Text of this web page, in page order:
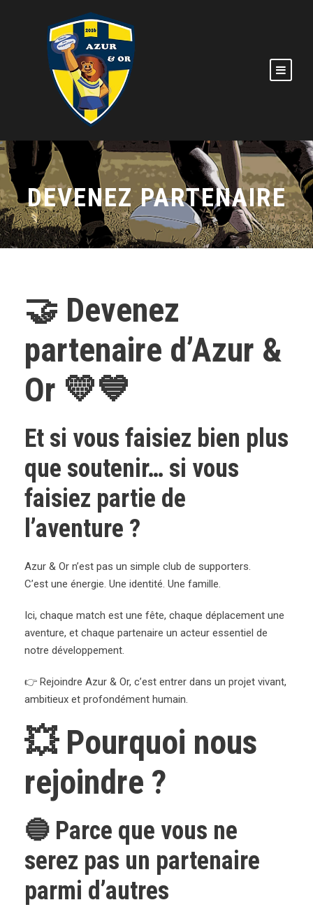
DEVENEZ PARTENAIRE
🤝 Devenez
partenaire d’Azur &
Or 💛💙
Et si vous faisiez bien plus
que soutenir… si vous
faisiez partie de
l’aventure ?
Azur & Or n’est pas un simple club de supporters.
C’est une énergie. Une identité. Une famille.
Ici, chaque match est une fête, chaque déplacement une
aventure, et chaque partenaire un acteur essentiel de
notre développement.
👉 Rejoindre Azur & Or, c’est entrer dans un projet vivant,
ambitieux et profondément humain.
💥 Pourquoi nous
rejoindre ?
🔵 Parce que vous ne
serez pas un partenaire
parmi d’autres